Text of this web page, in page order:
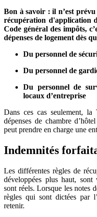
Bon à savoir : il n’est prévu
récupération d'application
Code général des impôts,
dépenses de logement dès
Du personnel de
Du personnel de
Du personnel de
locaux d’entreprise
Dans ces cas seulement,
dépenses de chambre
peut prendre en charge une
Indemnités
Les différentes règles de
développées plus haut, sont
sont réels. Lorsque les notes
règles qui sont dictées par
retenir.